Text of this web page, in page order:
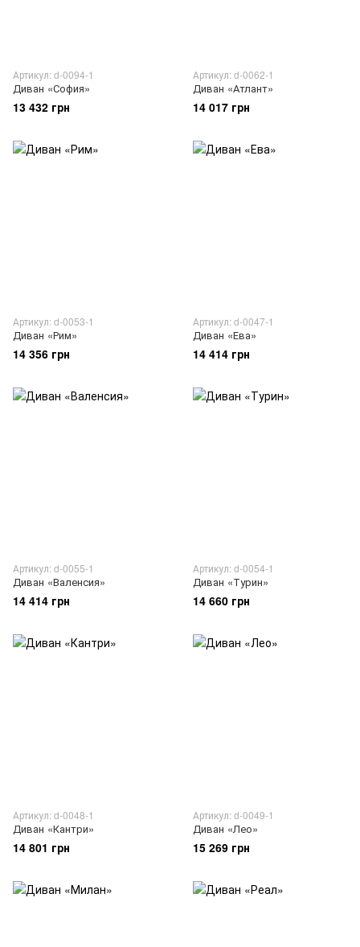
Артикул: d-0094-1
Диван «София»
13 432 грн
Артикул: d-0062-1
Диван «Атлант»
14 017 грн
Артикул: d-0053-1
Диван «Рим»
14 356 грн
Артикул: d-0047-1
Диван «Ева»
14 414 грн
Артикул: d-0055-1
Диван «Валенсия»
14 414 грн
Артикул: d-0054-1
Диван «Турин»
14 660 грн
Артикул: d-0048-1
Диван «Кантри»
14 801 грн
Артикул: d-0049-1
Диван «Лео»
15 269 грн